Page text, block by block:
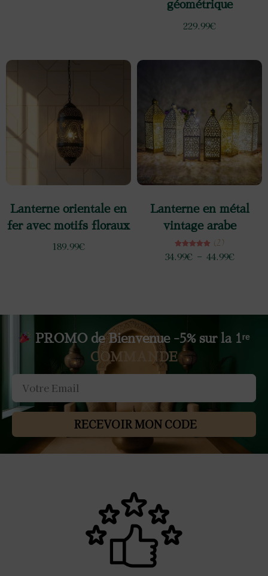
géométrique
229.99€
Lanterne orientale en
fer avec motifs floraux
189.99€
Lanterne en métal
vintage arabe
Note
5.00
(2)
34.99€ – 44.99€
PROMO de Bienvenue -5% sur la 1ʳᵉ
COMMANDE
RECEVOIR MON CODE